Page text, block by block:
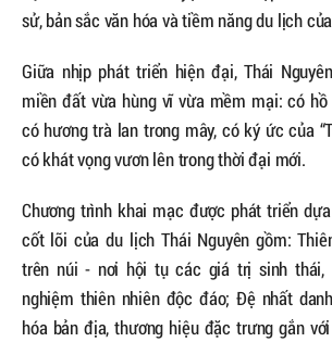
sử, bản sắc văn hóa và tiềm năng du lịch
Giữa nhịp phát triển hiện đại, Thái
miền đất vừa hùng vĩ vừa mềm mại: có
có hương trà lan trong mây, có ký ức của
có khát vọng vươn lên trong thời đại mới.
Chương trình khai mạc được phát triển
cốt lõi của du lịch Thái Nguyên gồm:
trên núi - nơi hội tụ các giá trị sinh thái,
nghiệm thiên nhiên độc đáo; Đệ nhất
hóa bản địa, thương hiệu đặc trưng gắn